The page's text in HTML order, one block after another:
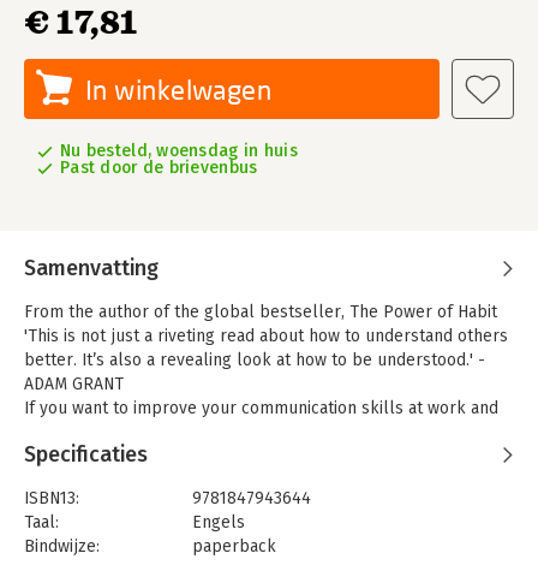
€ 17,81
In winkelwagen
Nu besteld, woensdag in huis
Past door de brievenbus
Samenvatting
From the author of the global bestseller, The Power of Habit
'This is not just a riveting read about how to understand others
better. It’s also a revealing look at how to be understood.' -
ADAM GRANT
If you want to improve your communication skills at work and
Professor, Harvard Business School, and #1 New York Times
Who and what are supercommunicators? They're the people
who can steer a conversation to a successful conclusion. They
Specificaties
ISBN13:
9781847943644
Taal:
Engels
Bindwijze:
paperback